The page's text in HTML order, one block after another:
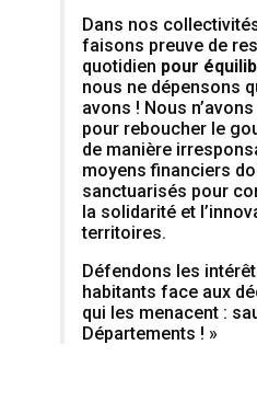
Dans nos
faisons preuve de
quotidien pour
nous ne dépensons
avons ! Nous
pour reboucher le
de manière
moyens financiers
sanctuarisés pour
la solidarité et
territoires.
Défendons les
habitants face aux
qui les menacent :
Départements ! »